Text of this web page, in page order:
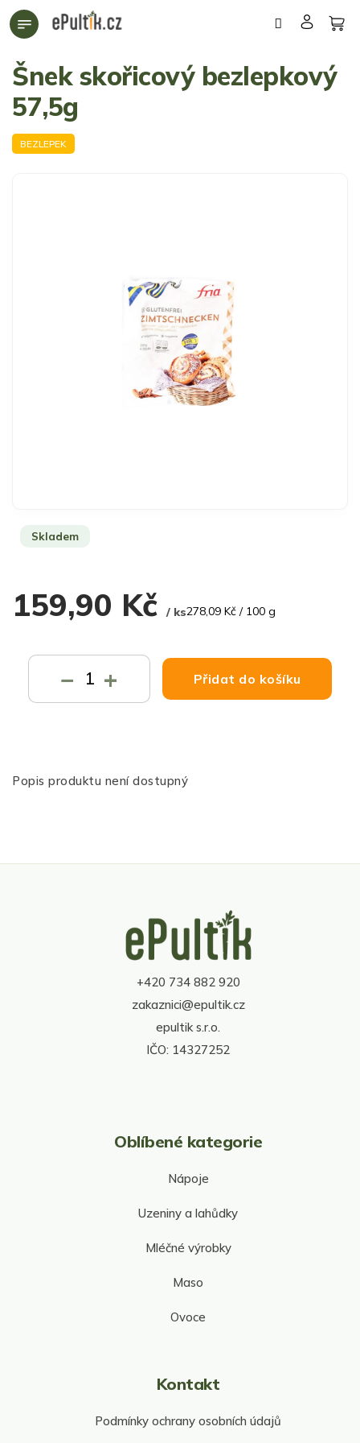
Přejít
na
Šnek skořicový bezlepkový
57,5g
BEZLEPEK
159,90 Kč / ksMěrná
278,09 Kč / 100 g
Skladem
+
− Přidat do košíku
Popis produktu není dostupný
+420 734 882 920
zakaznici@epultik.cz
epultik s.r.o.
IČO: 14327252
Oblíbené kategorie
Nápoje
Uzeniny a lahůdky
Mléčné výrobky
Maso
Ovoce
Kontakt
Podmínky ochrany osobních údajů